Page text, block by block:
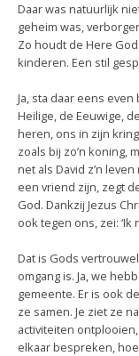
Daar was natuurlijk
geheim was,
Zo houdt de Here
kinderen. Een stil
Ja, sta daar eens
Heilige, de Eeuwige,
heren, ons in zijn
zoals bij zo’n koning,
net als David z’n
een vriend zijn, zegt
God. Dankzij Jezus
ook tegen ons, zei:
Dat is Gods
omgang is. Ja, we
gemeente. Er is ook
ze samen. Je ziet ze
activiteiten
elkaar bespreken,